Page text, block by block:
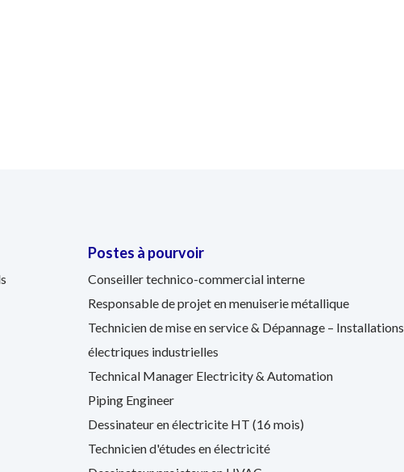
Postes à pourvoir
Conseiller technico-commercial interne
Responsable de projet en menuiserie métallique
Technicien de mise en service & Dépannage – Installations
électriques industrielles
Technical Manager Electricity & Automation
Piping Engineer
Dessinateur en électricite HT (16 mois)
Technicien d'études en électricité